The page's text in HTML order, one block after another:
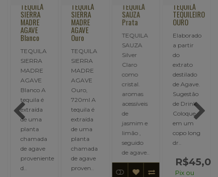
TEQUILA
SIERRA
MADRE
AGAVE
Blanco
TEQUILA
SIERRA
MADRE
AGAVE
Blanco A
tequila é
extraída
de uma
planta
chamada
de agave
proveniente
d..
TEQUILA
SIERRA
MADRE
AGAVE
Ouro
TEQUILA
SIERRA
MADRE
AGAVE
Ouro,
720ml A
tequila é
extraída
de uma
planta
chamada
de agave
proven..
TEQUILA
SAUZA
Prata
TEQUILA
SAUZA
Silver
Claro
como
cristal.
aromas
acessíveis
de
jasmim e
limão ,
seguido
de agave..
TEQUILA
TEQUILEIRO
OURO
Elaborado
a partir
do
extrato
destilado
de Agave.
Sugestão
de Drink.
Coloque
em um
copo long
dr..
R$45,00
Pix ou